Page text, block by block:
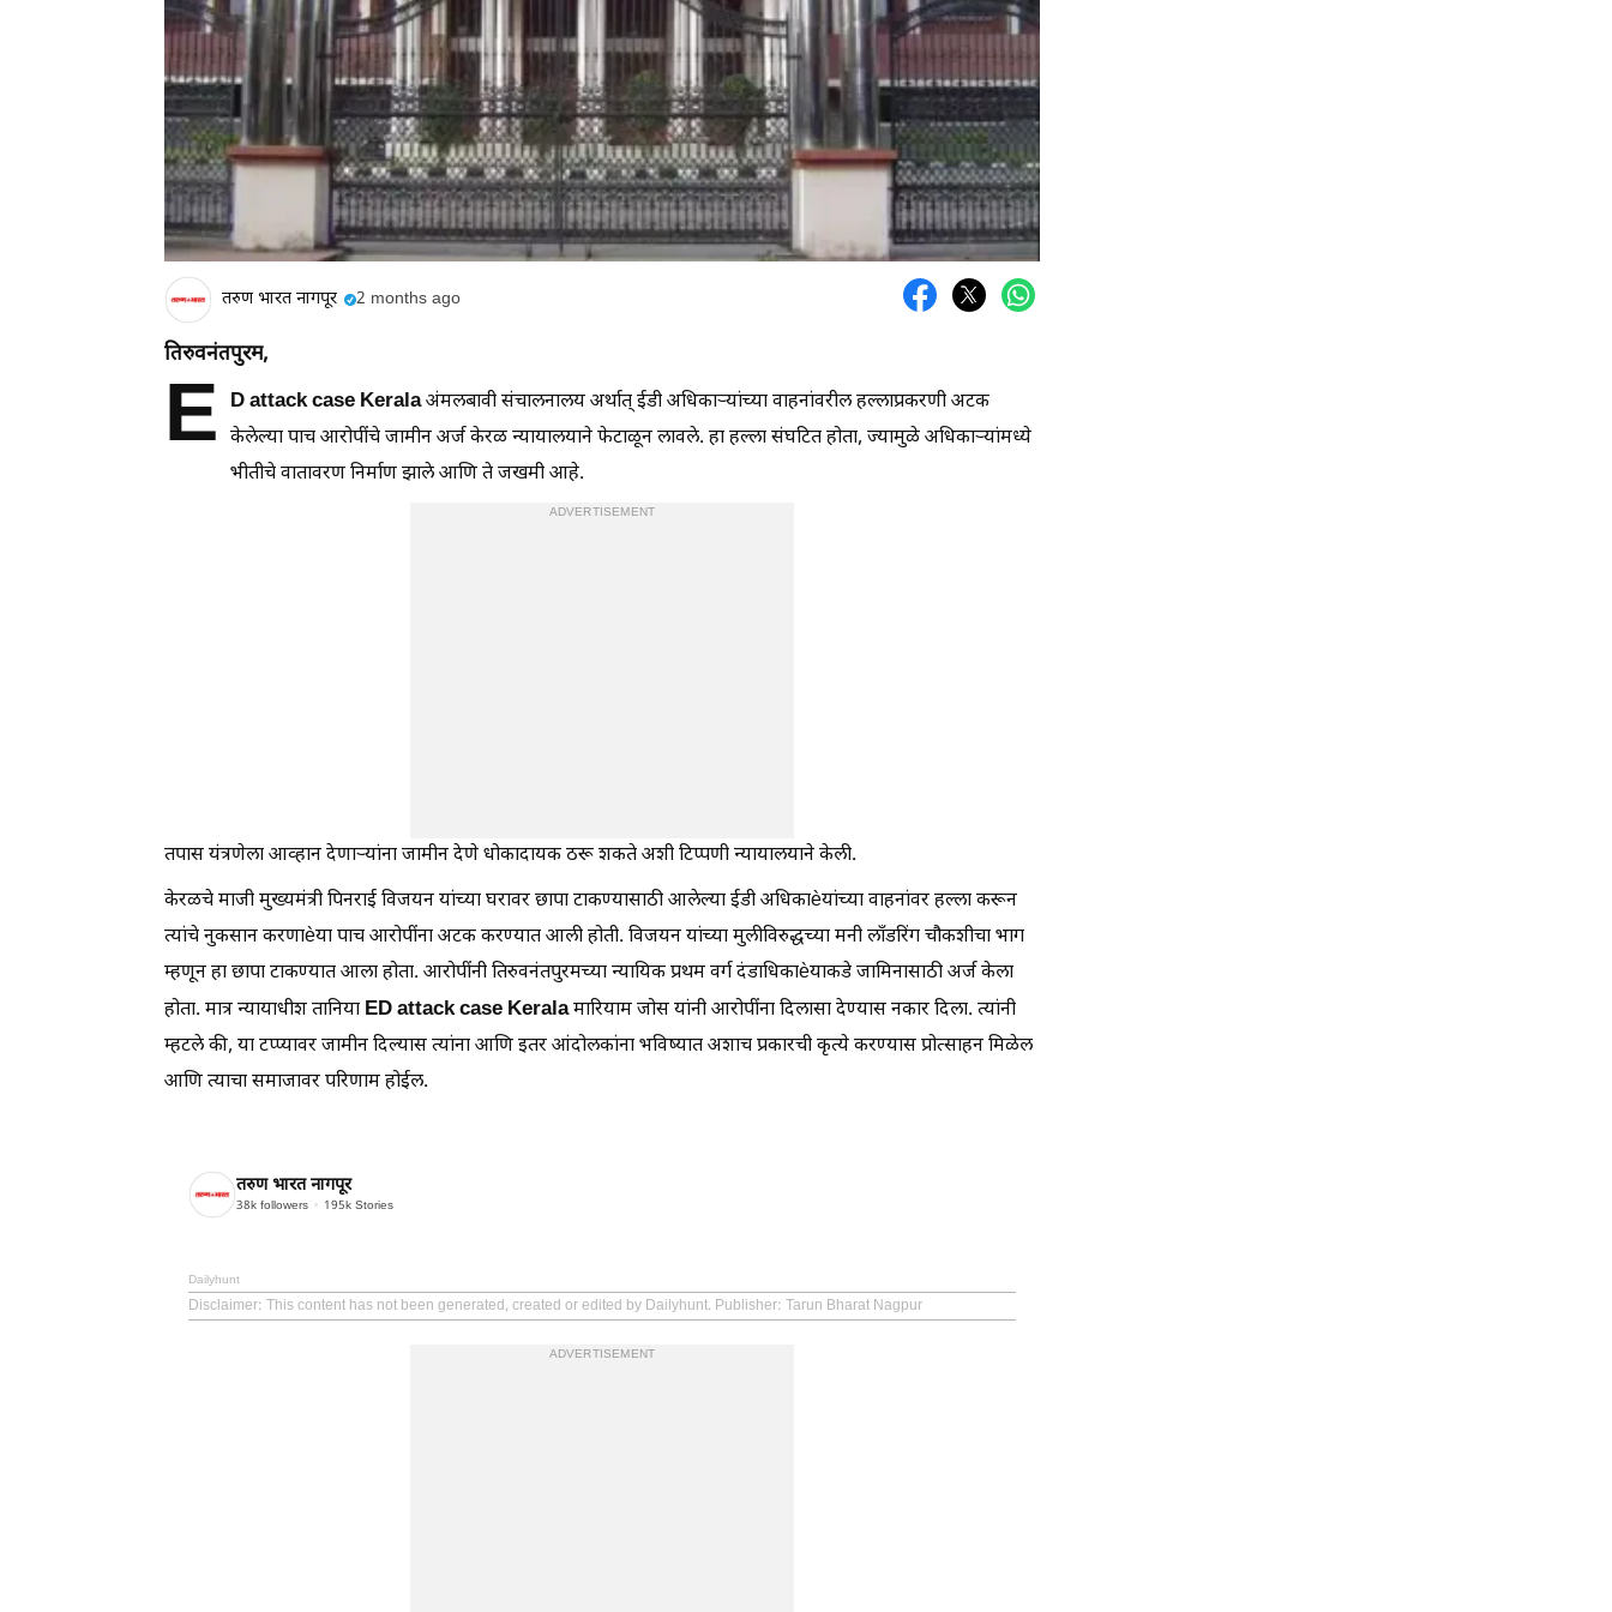
तरुण भारत नागपूर 2 months ago
तिरुवनंतपुरम,
E D attack case Keralaअंमलबावी संचालनालय अर्थात् ईडी अधिकाऱ्यांच्या वाहनांवरील हल्लाप्रकरणी अटक
केलेल्या पाच आरोपींचे जामीन अर्ज केरळ न्यायालयाने फेटाळून लावले. हा हल्ला संघटित होता, ज्यामुळे अधिकाऱ्यांमध्ये
भीतीचे वातावरण निर्माण झाले आणि ते जखमी आहे.
ADVERTISEMENT
तपास यंत्रणेला आव्हान देणाऱ्यांना जामीन देणे धोकादायक ठरू शकते अशी टिप्पणी न्यायालयाने केली.
केरळचे माजी मुख्यमंत्री पिनराई विजयन यांच्या घरावर छापा टाकण्यासाठी आलेल्या ईडी अधिकाèयांच्या वाहनांवर हल्ला करून
त्यांचे नुकसान करणाèया पाच आरोपींना अटक करण्यात आली होती. विजयन यांच्या मुलीविरुद्धच्या मनी लाँडरिंग चौकशीचा भाग
म्हणून हा छापा टाकण्यात आला होता. आरोपींनी तिरुवनंतपुरमच्या न्यायिक प्रथम वर्ग दंडाधिकाèयाकडे जामिनासाठी अर्ज केला
होता. मात्र न्यायाधीश तानिया ED attack case Keralaमारियाम जोस यांनी आरोपींना दिलासा देण्यास नकार दिला. त्यांनी
म्हटले की, या टप्प्यावर जामीन दिल्यास त्यांना आणि इतर आंदोलकांना भविष्यात अशाच प्रकारची कृत्ये करण्यास प्रोत्साहन मिळेल
आणि त्याचा समाजावर परिणाम होईल.
तरुण भारत नागपूर
38k followers 195k Stories
Dailyhunt
Disclaimer: This content has not been generated, created or edited by Dailyhunt. Publisher: Tarun Bharat Nagpur
ADVERTISEMENT